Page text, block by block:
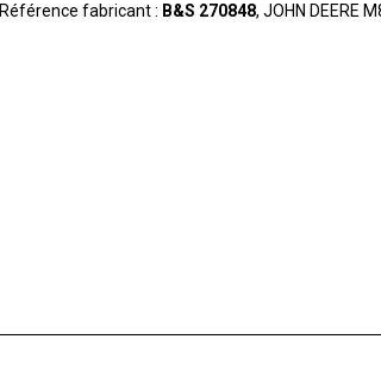
Référence fabricant : B&S 270848, JOHN DEERE